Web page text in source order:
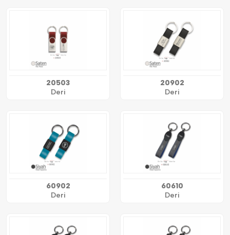
20503
Deri
20902
Deri
60902
Deri
60610
Deri